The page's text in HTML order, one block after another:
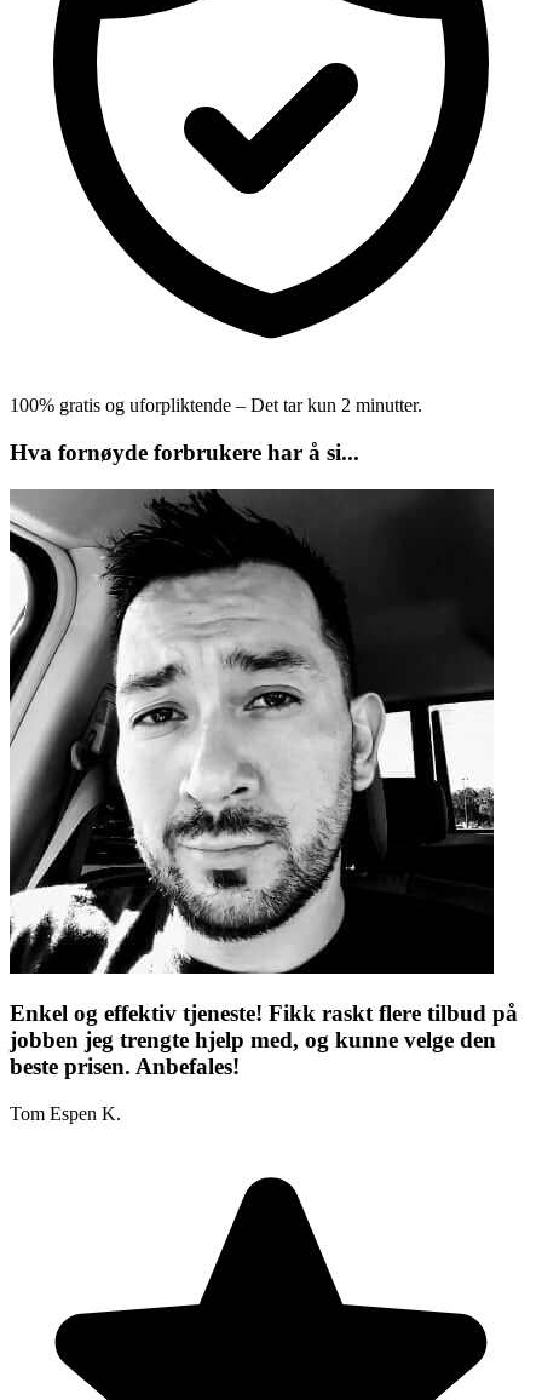
100% gratis og uforpliktende – Det tar kun 2 minutter.
Hva fornøyde forbrukere har å si...
Enkel og effektiv tjeneste! Fikk raskt flere tilbud på
jobben jeg trengte hjelp med, og kunne velge den
beste prisen. Anbefales!
Tom Espen K.